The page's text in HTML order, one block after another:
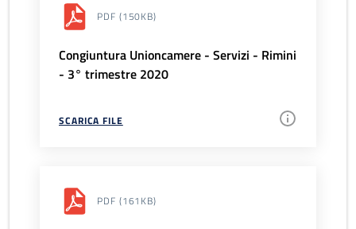
PDF (150KB)
Congiuntura Unioncamere - Servizi - Rimini
- 3° trimestre 2020
SCARICA FILE
PDF (161KB)